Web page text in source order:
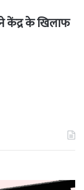
केंद्र के खिलाफ